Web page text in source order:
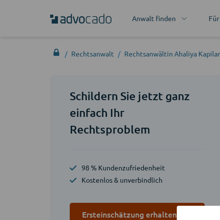
Anwalt finden
Rechtsanwalt Rechtsanwältin Ahaliya
Schildern Sie jetzt ganz
einfach Ihr
Rechtsproblem
98 % Kundenzufriedenheit
Kostenlos & unverbindlich
Ersteinschätzung erhalten